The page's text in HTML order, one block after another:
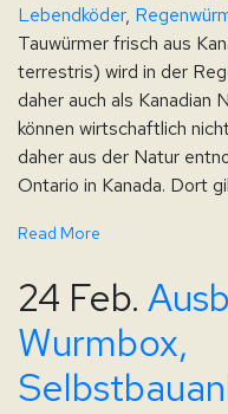
Lebendköder,
Tauwürmer frisch aus
terrestris) wird in der
daher auch als Kanadian
können wirtschaftlich
daher aus der Natur
Ontario in Kanada. Dort
Read More
24 Feb.
Wurmbox,